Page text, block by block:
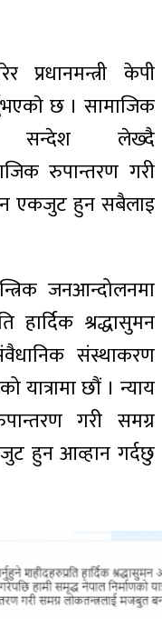
प्रधानमन्त्री केपी
छ । सामाजिक
सन्देश लेख्दै
रुपान्तरण गरी
एकजुट हुन सबैलाइ
जनआन्दोलनमा
हार्दिक श्रद्धासुमन
संस्थाकरण
यात्रामा छौं । न्याय
गरी समग्र
हुन आव्हान गर्दछु